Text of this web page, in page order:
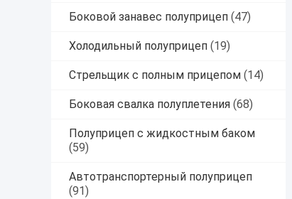
Боковой занавес полуприцеп (47)
Холодильный полуприцеп (19)
Стрельщик с полным прицепом (14)
Боковая свалка полуплетения (68)
Полуприцеп с жидкостным баком
(59)
Автотранспортерный полуприцеп
(91)